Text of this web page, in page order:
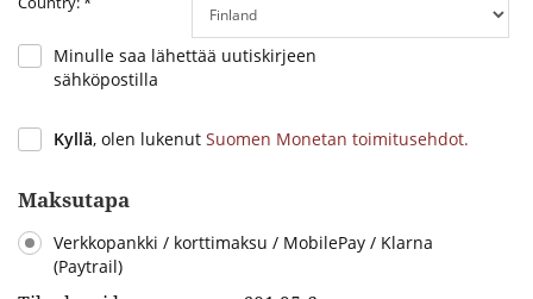
Minulle saa lähettää uutiskirjeen
sähköpostilla
Kyllä, olen lukenut Suomen Monetan toimitusehdot.
Maksutapa
Verkkopankki / korttimaksu / MobilePay / Klarna
(Paytrail)